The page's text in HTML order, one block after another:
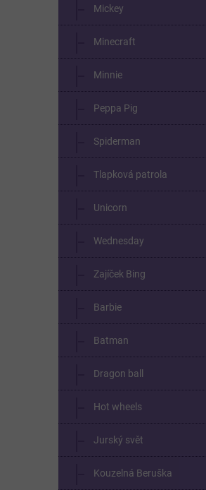
Mickey
Minecraft
Minnie
Peppa Pig
Spiderman
Tlapková patrola
Unicorn
Wednesday
Zajíček Bing
Barbie
Batman
Dragon ball
Hot wheels
Jurský svět
Kouzelná Beruška